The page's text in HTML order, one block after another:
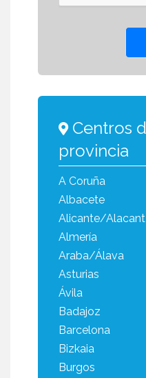
Centros
provincia
A Coruña
Albacete
Alicante/Alacant
Almería
Araba/Álava
Asturias
Ávila
Badajoz
Barcelona
Bizkaia
Burgos